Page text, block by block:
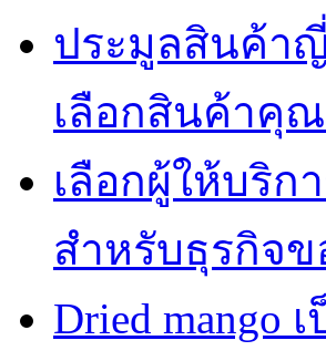
ประมูลสินค้า
เลือกสินค้าคุ
เลือกผู้ให้บริก
สำหรับธุรกิจ
Dried